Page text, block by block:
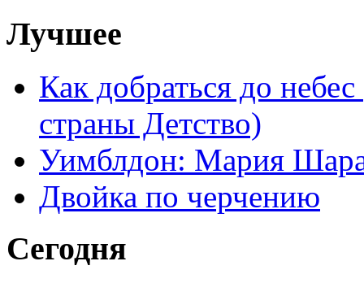
Лучшее
Как добраться до
страны Детство)
Уимблдон: Мария
Двойка по черчению
Сегодня